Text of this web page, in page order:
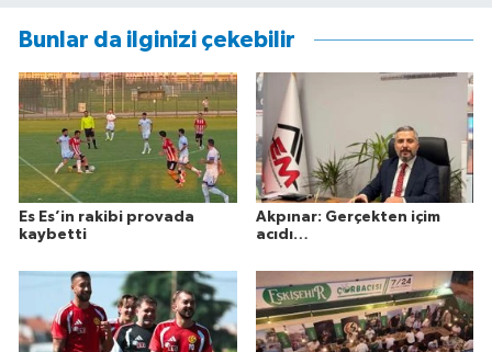
Bunlar da ilginizi çekebilir
Es Es’in rakibi provada
kaybetti
Akpınar: Gerçekten içim
acıdı…